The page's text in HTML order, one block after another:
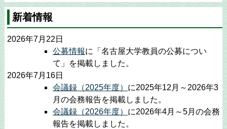
新着情報
2026年7月22日
公募情報に「名古屋大学教員の公募につい
て」を掲載しました。
2026年7月16日
会議録（2025年度） に2025年12月～2026年3
月の会務報告を掲載しました。
会議録（2026年度） に2026年4月～5月の会務
報告を掲載しました。